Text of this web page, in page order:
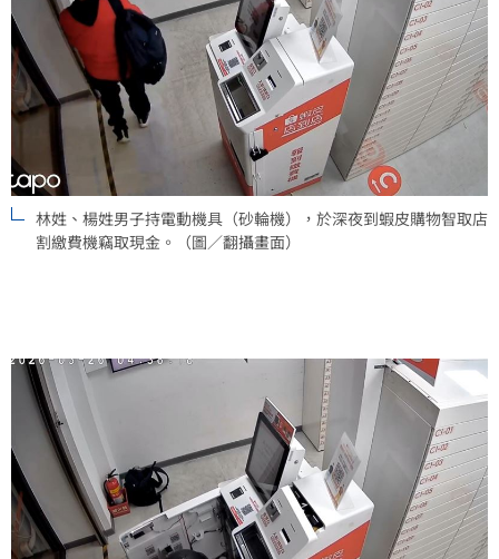
林姓、楊姓男子持電動機具（砂輪機），於深夜到蝦皮購物智取店
割繳費機竊取現金。（圖／翻攝畫面）